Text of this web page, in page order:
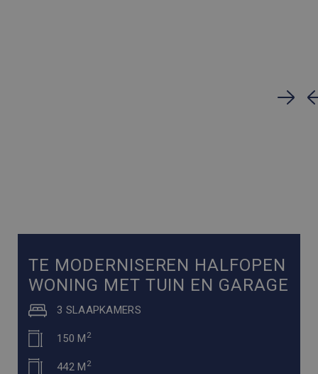
TE MODERNISEREN HALFOPEN
WONING MET TUIN EN GARAGE
3 SLAAPKAMERS
150 M 2
442 M 2